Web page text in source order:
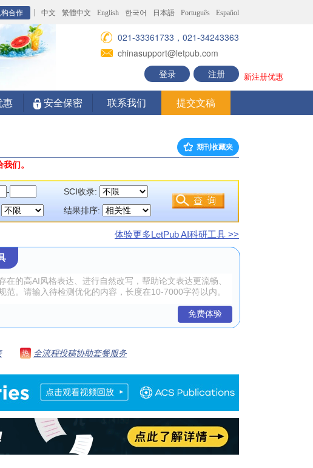
合作 中文 繁體中文 English 한국어 日本語 Português Español
021-33361733，021-34243363
chinasupport@letpub.com
登录
注册 新注册优惠
惠 安全保密 联系我们 提交文稿
期刊收藏夹
们。
-
SCI收录:
结果排序:
体验更多LetPub AI科研工具 >>
免费体验
热 全流程投稿协助套餐服务